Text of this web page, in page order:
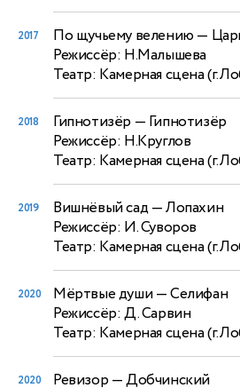
2017 По щучьему велению —
Режиссёр: Н.Малышева
Театр: Камерная сцена
2018 Гипнотизёр — Гипнотизёр
Режиссёр: Н.Круглов
Театр: Камерная сцена
2019 Вишнёвый сад— Лопахин
Режиссёр: И. Суворов
Театр: Камерная сцена
2020 Мёртвые души— Селифан
Режиссёр: Д. Сарвин
Театр: Камерная сцена
2020 Ревизор — Добчинский